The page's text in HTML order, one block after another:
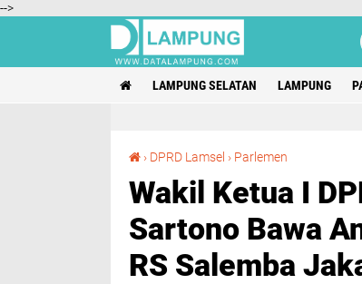
-->
LAMPUNG SELATAN LAMPUNG
› DPRD Lamsel › Parlemen
Wakil Ketua I
Sartono Bawa
RS Salemba